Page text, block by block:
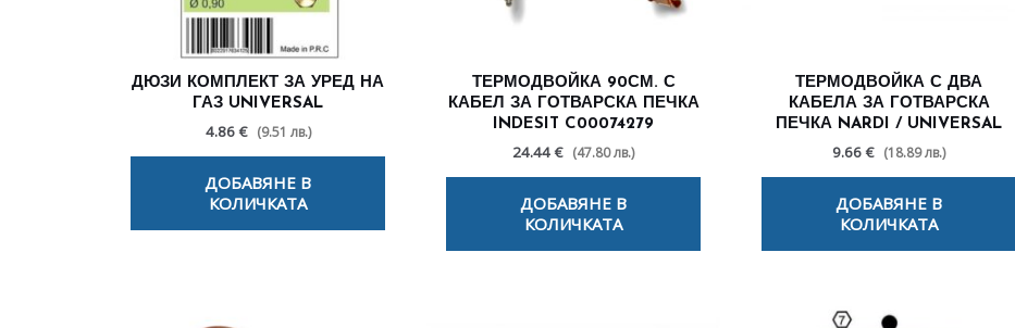
ДЮЗИ КОМПЛЕКТ ЗА УРЕД НА
ГАЗ UNIVERSAL
4.86 € (9.51 лв.)
ДОБАВЯНЕ В
КОЛИЧКАТА
ТЕРМОДВОЙКА 90СМ. С
КАБЕЛ ЗА ГОТВАРСКА ПЕЧКА
INDESIT C00074279
24.44 € (47.80 лв.)
ДОБАВЯНЕ В
КОЛИЧКАТА
ТЕРМОДВОЙКА С ДВА
КАБЕЛА ЗА ГОТВАРСКА
ПЕЧКА NARDI / UNIVERSAL
9.66 € (18.89 лв.)
ДОБАВЯНЕ В
КОЛИЧКАТА